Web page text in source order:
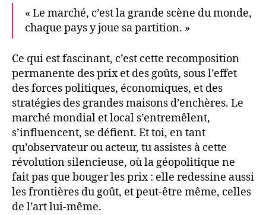
« Le marché, c’est la grande scène du monde,
chaque pays y joue sa partition. »
Ce qui est fascinant, c’est cette recomposition
permanente des prix et des goûts, sous l’effet
des forces politiques, économiques, et des
stratégies des grandes maisons d’enchères. Le
marché mondial et local s’entremêlent,
s’influencent, se défient. Et toi, en tant
qu’observateur ou acteur, tu assistes à cette
révolution silencieuse, où la géopolitique ne
fait pas que bouger les prix : elle redessine aussi
les frontières du goût, et peut-être même, celles
de l’art lui-même.